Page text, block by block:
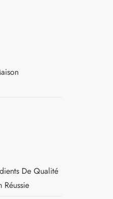
De Qualité
Réussie